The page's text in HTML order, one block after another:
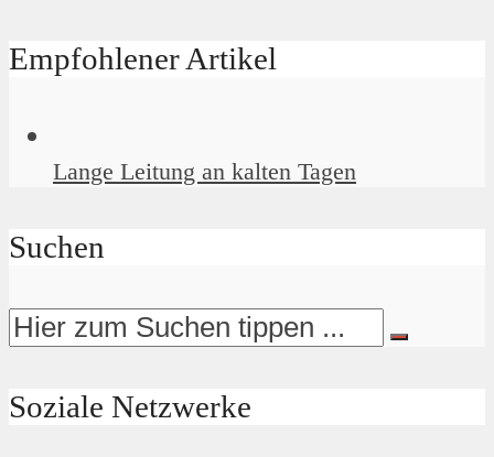
Empfohlener Artikel
Lange Leitung an kalten Tagen
Suchen
Soziale Netzwerke